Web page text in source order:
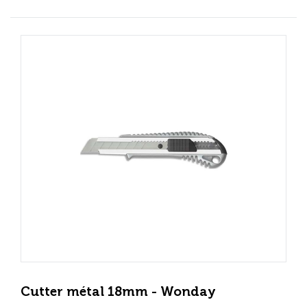
Cutter métal 18mm - Wonday